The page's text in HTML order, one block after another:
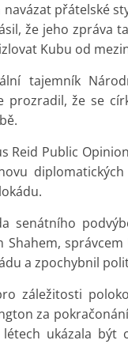
přátelské
že jeho zpráva
Kubu od
tajemník
prozradil, že se
Reid Public
senátního
Shahem,
a zpochybnil
záležitosti
za
ukázala být